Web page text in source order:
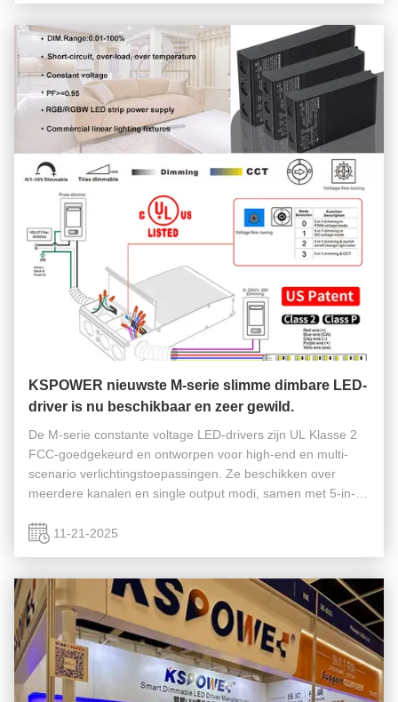
KSPOWER nieuwste M-serie slimme dimbare LED-
driver is nu beschikbaar en zeer gewild.
De M-serie constante voltage LED-drivers zijn UL Klasse 2
FCC-goedgekeurd en ontworpen voor high-end en multi-
scenario verlichtingstoepassingen. Ze beschikken over
meerdere kanalen en single output modi, samen met 5-in-1
277vac, 50/60hz ...
11-21-2025